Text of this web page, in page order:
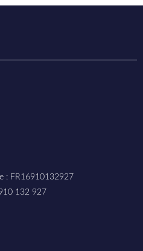
: FR16910132927
132 927